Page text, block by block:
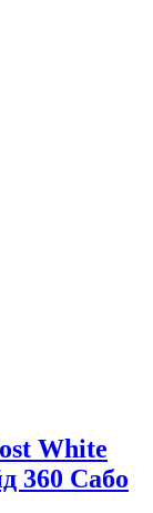
White
360 Сабо